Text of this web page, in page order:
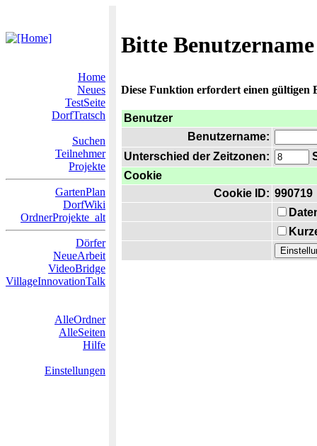
Bitte
Home
Neues
TestSeite
DorfTratsch
Suchen
Teilnehmer
Projekte
GartenPlan
DorfWiki
OrdnerProjekte_alt
Dörfer
NeueArbeit
VideoBridge
VillageInnovationTalk
AlleOrdner
AlleSeiten
Hilfe
Einstellungen
Diese Funktion erfordert einen gültigen
Benutzer
Benutzername:
Unterschied der Zeitzonen:
Cookie
Cookie ID: 990719